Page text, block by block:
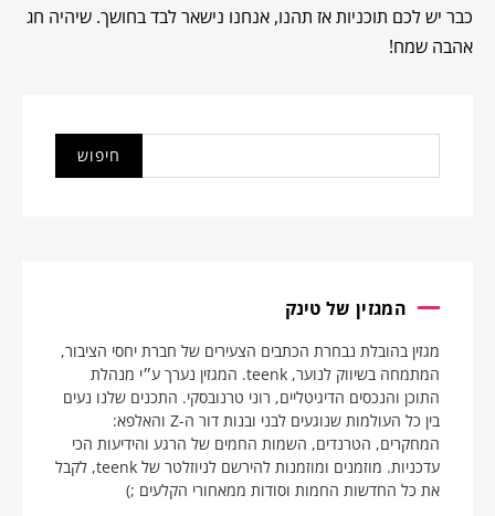
כבר יש לכם תוכניות אז תהנו, אנחנו נישאר לבד בחושך. שיהיה חג
אהבה שמח!
המגזין של טינק
מגזין בהובלת נבחרת הכתבים הצעירים של חברת יחסי הציבור,
המתמחה בשיווק לנוער, teenk. המגזין נערך ע״י מנהלת
התוכן והנכסים הדיגיטליים, רוני טרנובסקי. התכנים שלנו נעים
בין כל העולמות שנוגעים לבני ובנות דור ה-Z והאלפא:
המחקרים, הטרנדים, השמות החמים של הרגע והידיעות הכי
עדכניות. מוזמנים ומוזמנות להירשם לניוזלטר של teenk, לקבל
את כל החדשות החמות וסודות ממאחורי הקלעים ;)